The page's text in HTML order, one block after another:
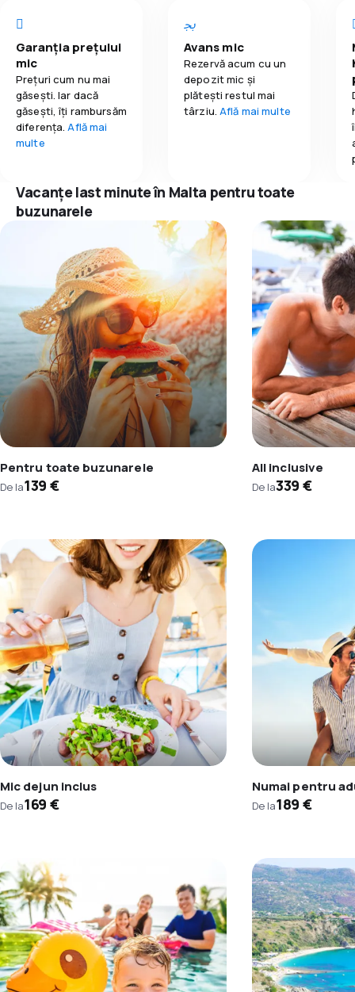
Garanția prețului
mic
Prețuri cum nu mai
găsești. Iar dacă
găseşti, îți rambursăm
diferența.Află mai
multe
Avans mic
Rezervă acum cu un
depozit mic și
plătești restul mai
târziu.Află mai multe
Vacanțe last minute în Malta pentru toate
buzunarele
Pentru toate buzunarele
De la139 €
All inclusive
De la339 €
Mic dejun inclus
De la169 €
Numai pentru
De la189 €